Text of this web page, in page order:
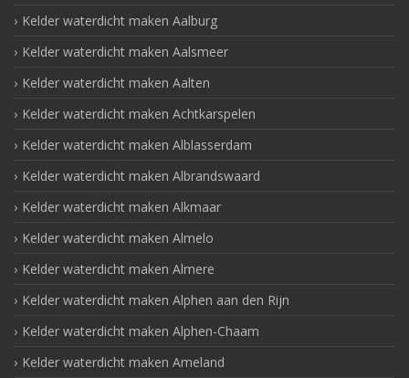
Kelder waterdicht maken Aalburg
Kelder waterdicht maken Aalsmeer
Kelder waterdicht maken Aalten
Kelder waterdicht maken Achtkarspelen
Kelder waterdicht maken Alblasserdam
Kelder waterdicht maken Albrandswaard
Kelder waterdicht maken Alkmaar
Kelder waterdicht maken Almelo
Kelder waterdicht maken Almere
Kelder waterdicht maken Alphen aan den Rijn
Kelder waterdicht maken Alphen-Chaam
Kelder waterdicht maken Ameland